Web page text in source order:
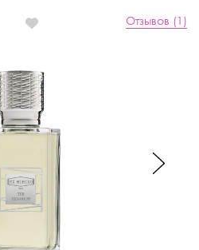
Отзывов (1)